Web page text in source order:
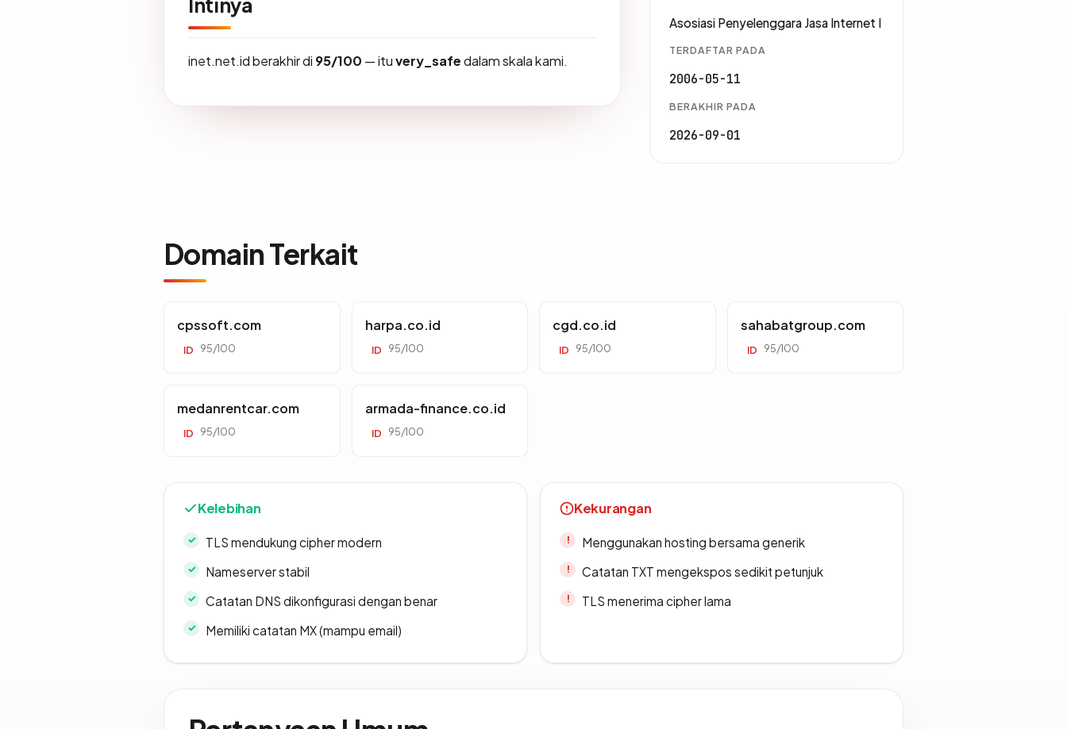
inet.net.id berakhir di 95/100 — ituvery_safedalam skala kami.
Asosiasi Penyelenggara Jasa Internet I
TERDAFTAR PADA
2006-05-11
BERAKHIR PADA
2026-09-01
Domain Terkait
cpssoft.com
ID 95/100
harpa.co.id
ID 95/100
cgd.co.id
ID 95/100
sahabatgroup.com
ID 95/100
medanrentcar.com
ID 95/100
armada-finance.co.id
ID 95/100
Kelebihan
TLS mendukung cipher modern
Nameserver stabil
Catatan DNS dikonfigurasi dengan benar
Memiliki catatan MX (mampu email)
Kekurangan
Menggunakan hosting bersama generik
Catatan TXT mengekspos sedikit petunjuk
TLS menerima cipher lama